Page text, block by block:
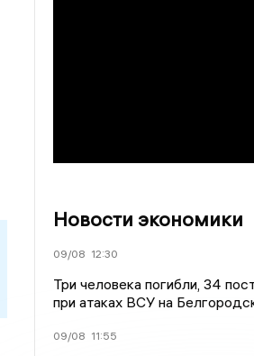
Новости экономики
09/08 12:30
Три человека погибли, 34
при атаках ВСУ на
09/08 11:55